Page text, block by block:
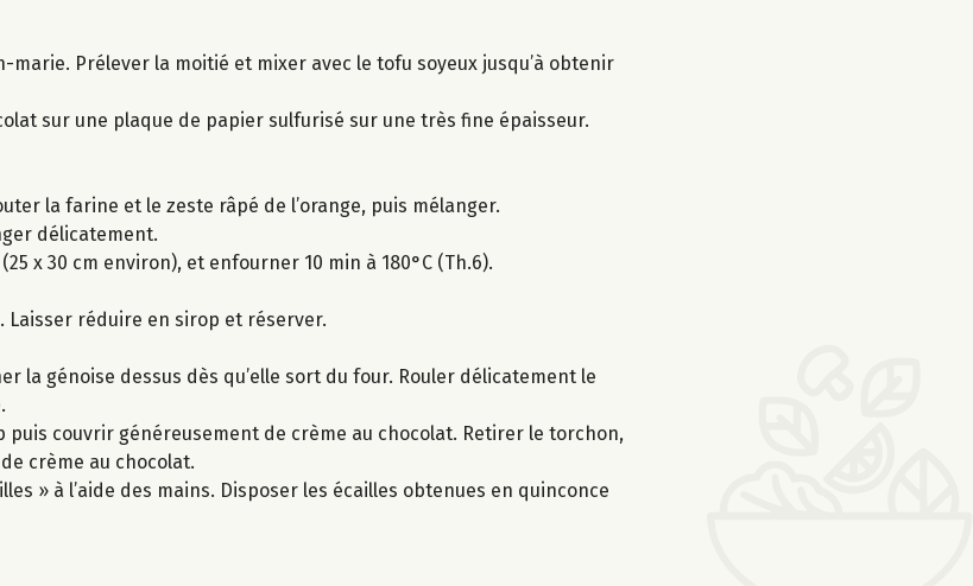
Prélever la moitié et mixer avec le tofu soyeux jusqu’à obtenir
sur une plaque de papier sulfurisé sur une très fine épaisseur.
la farine et le zeste râpé de l’orange, puis mélanger.
délicatement.
x 30 cm environ), et enfourner 10 min à 180°C (Th.6).
Laisser réduire en sirop et réserver.
la génoise dessus dès qu’elle sort du four. Rouler délicatement le
couvrir généreusement de crème au chocolat. Retirer le torchon,
crème au chocolat.
» à l’aide des mains. Disposer les écailles obtenues en quinconce